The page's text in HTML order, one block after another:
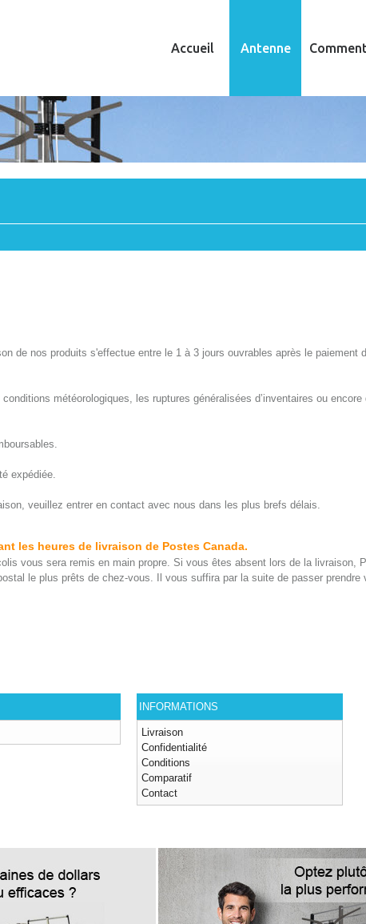
Accueil Antenne
de nos produits s'effectue entre le 1 à 3 jours ouvrables après le paiement
météorologiques, les ruptures généralisées d’inventaires ou
expédiée.
veuillez entrer en contact avec nous dans les plus brefs délais.
les heures de livraison de Postes Canada.
vous sera remis en main propre. Si vous êtes absent lors de la livraison,
le plus prêts de chez-vous. Il vous suffira par la suite de passer
INFORMATIONS
Livraison
Confidentialité
Conditions
Comparatif
Contact